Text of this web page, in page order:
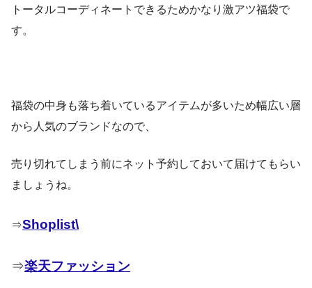
#エゴイスト福袋 #ナノユニバース福袋#アングリ
トータルコーディネートできるためかなり激アツ福袋で
す。
福袋の中身も落ち着いているアイテムが多いため幅広い層
から人気のブランドなので、
売り切れてしまう前にネット予約しておいて届けてもらい
ましょうね。
⇒Shoplist\
⇒楽天ファッション